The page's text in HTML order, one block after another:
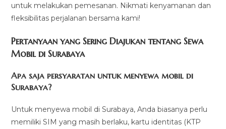
untuk melakukan pemesanan. Nikmati kenyamanan dan
fleksibilitas perjalanan bersama kami!
Pertanyaan yang Sering Diajukan tentang Sewa
Mobil di Surabaya
Apa saja persyaratan untuk menyewa mobil di
Surabaya?
Untuk menyewa mobil di Surabaya, Anda biasanya perlu
memiliki SIM yang masih berlaku, kartu identitas (KTP